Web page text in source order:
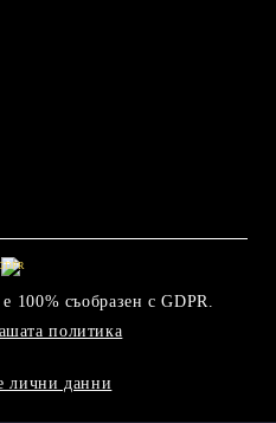
100% съобразен с GDPR.
политика
лични данни